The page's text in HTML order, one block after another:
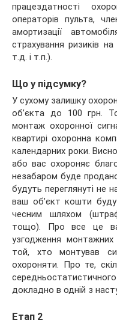
працездатності
операторів пульта,
амортизації
страхування ризиків
т.д. і т.п.).
Що у підсумку?
У сухому залишку
об’єкта до 100 грн.
монтаж охоронної
квартирі охоронна
календарних роки.
або вас охороняє
незабаром буде продано
будуть переглянуті не
ваш об’єкт кошти
чесним шляхом
тощо). Про все це
узгодження
той, хто монтував
охороняти. Про те,
докладно в одній з
Етап 2